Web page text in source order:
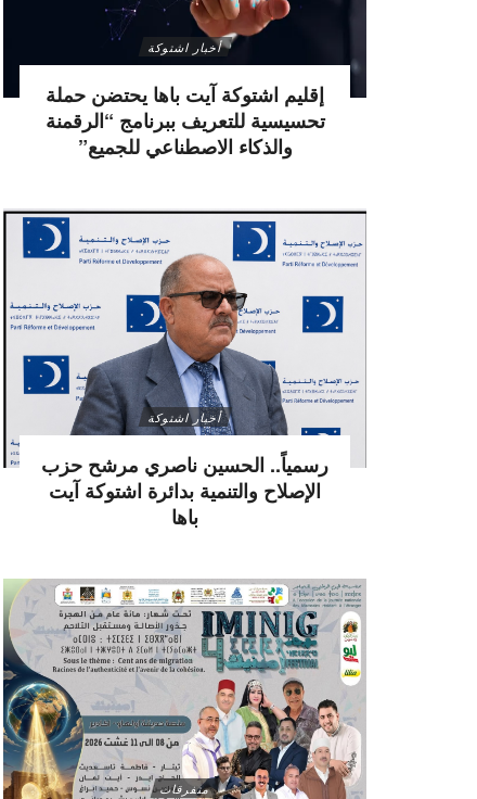
أخبار اشتوكة
إقليم اشتوكة آيت باها يحتضن حملة
تحسيسية للتعريف ببرنامج “الرقمنة
والذكاء الاصطناعي للجميع”
أخبار اشتوكة
رسمياً.. الحسين ناصري مرشح حزب
الإصلاح والتنمية بدائرة اشتوكة آيت
باها
متفرقات